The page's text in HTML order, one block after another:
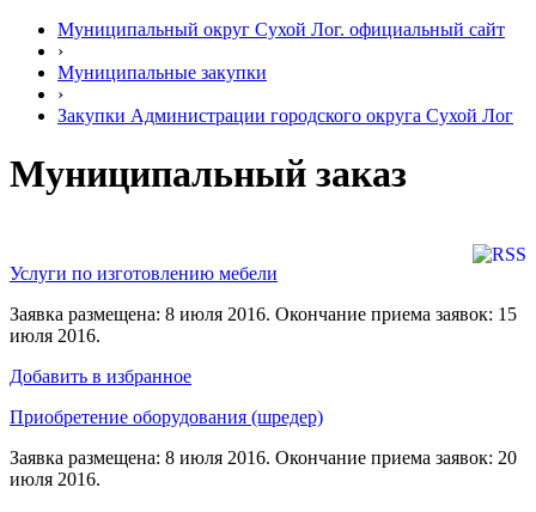
Муниципальный округ Сухой Лог. официальный сайт
›
Муниципальные закупки
›
Закупки Администрации городского округа Сухой Лог
Муниципальный заказ
Услуги по изготовлению мебели
Заявка размещена: 8 июля 2016. Окончание приема заявок: 15
июля 2016.
Добавить в избранное
Приобретение оборудования (шредер)
Заявка размещена: 8 июля 2016. Окончание приема заявок: 20
июля 2016.